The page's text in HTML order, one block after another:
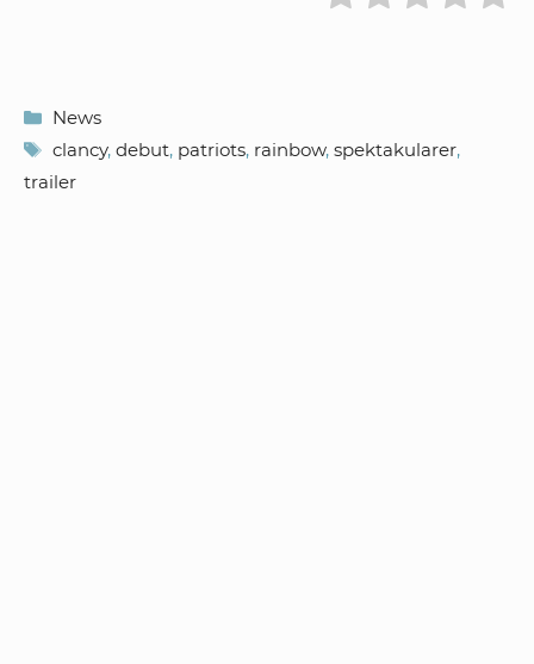
Kategorien
News
Schlagwörter
clancy, debut, patriots, rainbow, spektakularer,
trailer